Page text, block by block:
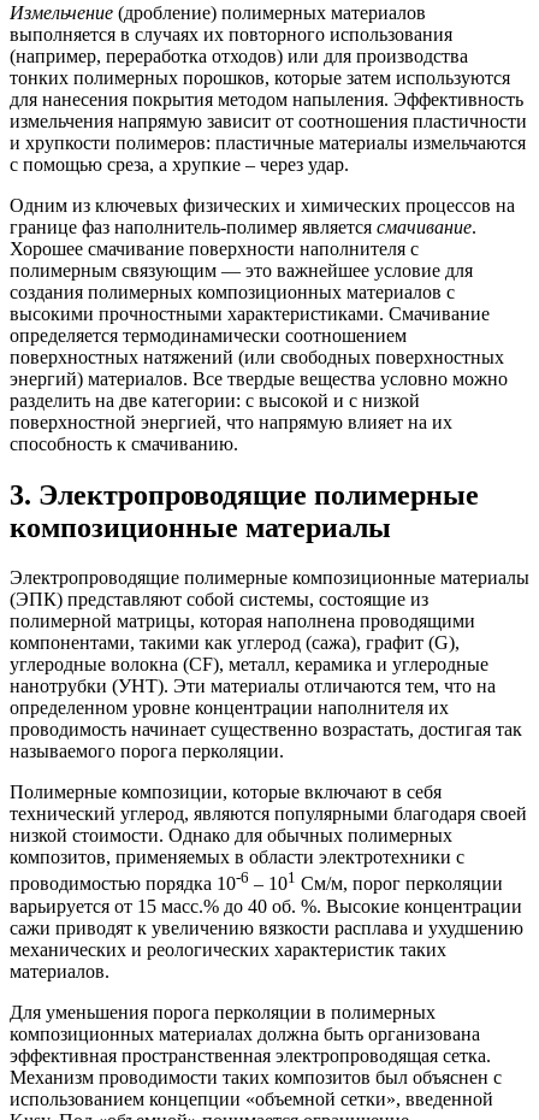
Измельчение (дробление) полимерных материалов
выполняется в случаях их повторного использования
(например, переработка отходов) или для производства
тонких полимерных порошков, которые затем используются
для нанесения покрытия методом напыления. Эффективность
измельчения напрямую зависит от соотношения пластичности
и хрупкости полимеров: пластичные материалы измельчаются
с помощью среза, а хрупкие – через удар.
Одним из ключевых физических и химических процессов на
границе фаз наполнитель-полимер является смачивание.
Хорошее смачивание поверхности наполнителя с
полимерным связующим — это важнейшее условие для
создания полимерных композиционных материалов с
высокими прочностными характеристиками. Смачивание
определяется термодинамически соотношением
поверхностных натяжений (или свободных поверхностных
энергий) материалов. Все твердые вещества условно можно
разделить на две категории: с высокой и с низкой
поверхностной энергией, что напрямую влияет на их
способность к смачиванию.
3. Электропроводящие полимерные
композиционные материалы
Электропроводящие полимерные композиционные материалы
(ЭПК) представляют собой системы, состоящие из
полимерной матрицы, которая наполнена проводящими
компонентами, такими как углерод (сажа), графит (G),
углеродные волокна (CF), металл, керамика и углеродные
нанотрубки (УНТ). Эти материалы отличаются тем, что на
определенном уровне концентрации наполнителя их
проводимость начинает существенно возрастать, достигая так
называемого порога перколяции.
Полимерные композиции, которые включают в себя
технический углерод, являются популярными благодаря своей
низкой стоимости. Однако для обычных полимерных
композитов, применяемых в области электротехники с
проводимостью порядка 10-6 – 101 См/м, порог перколяции
варьируется от 15 масс.% до 40 об. %. Высокие концентрации
сажи приводят к увеличению вязкости расплава и ухудшению
механических и реологических характеристик таких
материалов.
Для уменьшения порога перколяции в полимерных
композиционных материалах должна быть организована
эффективная пространственная электропроводящая сетка.
Механизм проводимости таких композитов был объяснен с
использованием концепции «объемной сетки», введенной